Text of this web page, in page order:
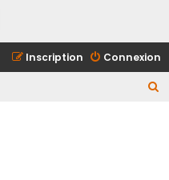
Connexion
Inscription